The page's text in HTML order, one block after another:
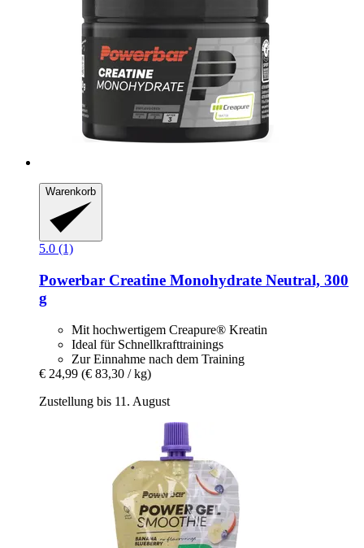
Warenkorb
5.0 (1)
Powerbar Creatine Monohydrate Neutral, 300
g
Mit hochwertigem Creapure® Kreatin
Ideal für Schnellkrafttrainings
Zur Einnahme nach dem Training
€ 24,99 (€ 83,30 / kg)
Zustellung bis 11. August